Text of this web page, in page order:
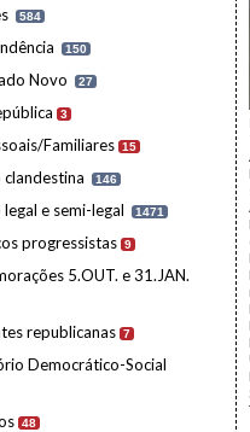
584
150
Novo 27
3
Familiares 15
146
e semi-legal 1471
progressistas 9
5.OUT. e 31.JAN.
republicanas 7
Democrático-Social
48